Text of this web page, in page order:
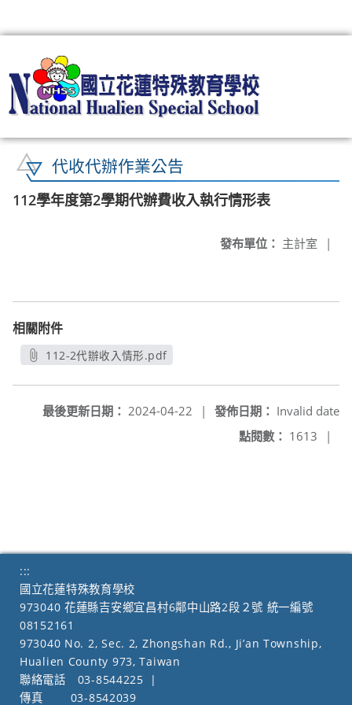
代收代辦作業公告
112學年度第2學期代辦費收入執行情形表
發布單位： 主計室 |
相關附件
112-2代辦收入情形.pdf
發佈日期： Invalid date
最後更新日期： 2024-04-22
|
點閱數： 1613 |
:::
國立花蓮特殊教育學校
973040 花蓮縣吉安鄉宜昌村6鄰中山路2段２號 統一編號
08152161
973040 No. 2, Sec. 2, Zhongshan Rd., Ji’an Township,
Hualien County 973, Taiwan
聯絡電話
03-8544225
|
傳真
03-8542039